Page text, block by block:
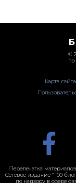
©
по
Карта сайта
Перепечатка
Сетевое издание "100
по надзору в сфере